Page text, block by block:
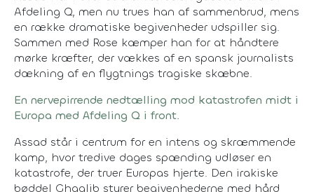
Afdeling Q, men nu trues han af sammenbrud, mens
en række dramatiske begivenheder udspiller sig.
Sammen med Rose kæmper han for at håndtere
mørke kræfter, der vækkes af en spansk journalists
dækning af en flygtnings tragiske skæbne.
En nervepirrende nedtælling mod katastrofen midt i
Europa med Afdeling Q i front.
Assad står i centrum for en intens og skræmmende
kamp, hvor tredive dages spænding udløser en
katastrofe, der truer Europas hjerte. Den irakiske
bøddel Ghaalib styrer begivenhederne med hård